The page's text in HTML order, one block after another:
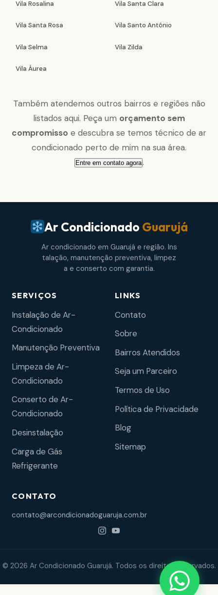
Vila Rosalina Vila Santa Clara
Vila Santa Rosa Vila Santo Antônio
Vila Selma Vila Zilda
Vila Áurea
Também atendemos outros bairros e regiões não
listados aqui. Peça um orçamento sem
compromisso e descubra se temos técnico de ar
condicionado perto de mim na sua área.
Entre em contato agora.
Ar Condicionado Guarujá
Ar condicionado em Guarujá e região. Ins
talação, manutenção preventiva, limpez
a e conserto com garantia.
SERVIÇOS
Instalação de Ar-
Condicionado
Manutenção Preventiva
Limpeza de Ar-
Condicionado
Conserto de Ar-
Condicionado
Desinstalação
Carga de Gás
Refrigerante
LINKS
Contato
Sobre
Bairros Atendidos
Seja um Parceiro
Termos de Uso
Política de Privacidade
Blog
Sitemap
CONTATO
contato@arcondicionadoguaruja.com.br
© 2026 Ar Condicionado Guarujá. Todos os direitos reservados.